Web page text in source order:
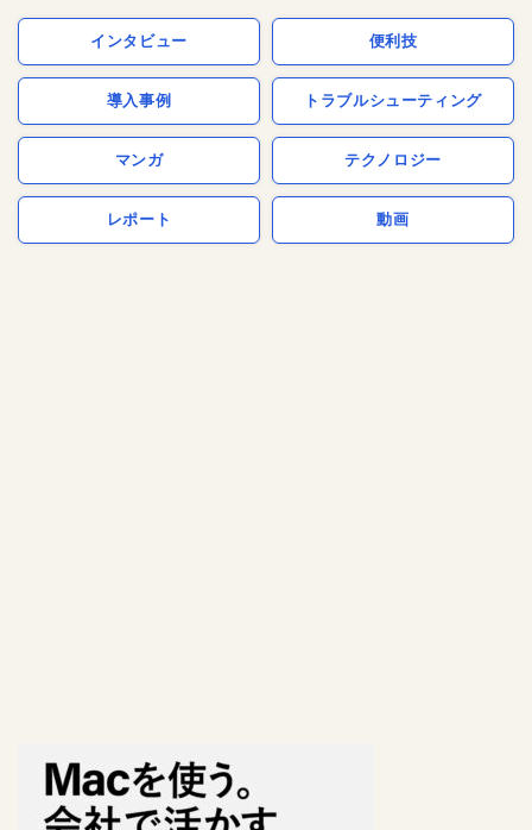
インタビュー 便利技
導入事例 トラブルシューティング
マンガ テクノロジー
レポート 動画